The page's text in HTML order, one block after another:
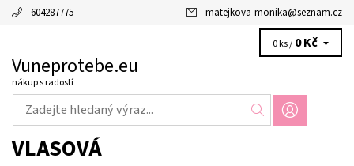
604287775 matejkova-monika@seznam.cz
Vuneprotebe.eu
nákup s radostí
0 ks / 0 Kč
VLASOVÁ